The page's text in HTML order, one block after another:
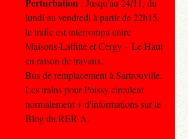
: Jusqu'au 24/11, du
lundi au vendredi à partir de 22h15,
le trafic est interrompu entre
Maisons-Laffitte et Cergy – Le Haut
en raison de travaux.
Bus de remplacement à Sartrouville.
Les trains pour Poissy circulent
normalement + d'informations sur le
Blog du RER A.